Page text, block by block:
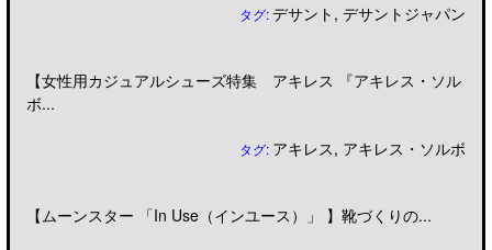
タグ:デサント ,デサントジャパン
【女性用カジュアルシューズ特集 アキレス 『アキレス・ソル
ボ...
タグ: アキレス, アキレス・ソルボ
【ムーンスター 「In Use（インユース）」 】靴づくりの...